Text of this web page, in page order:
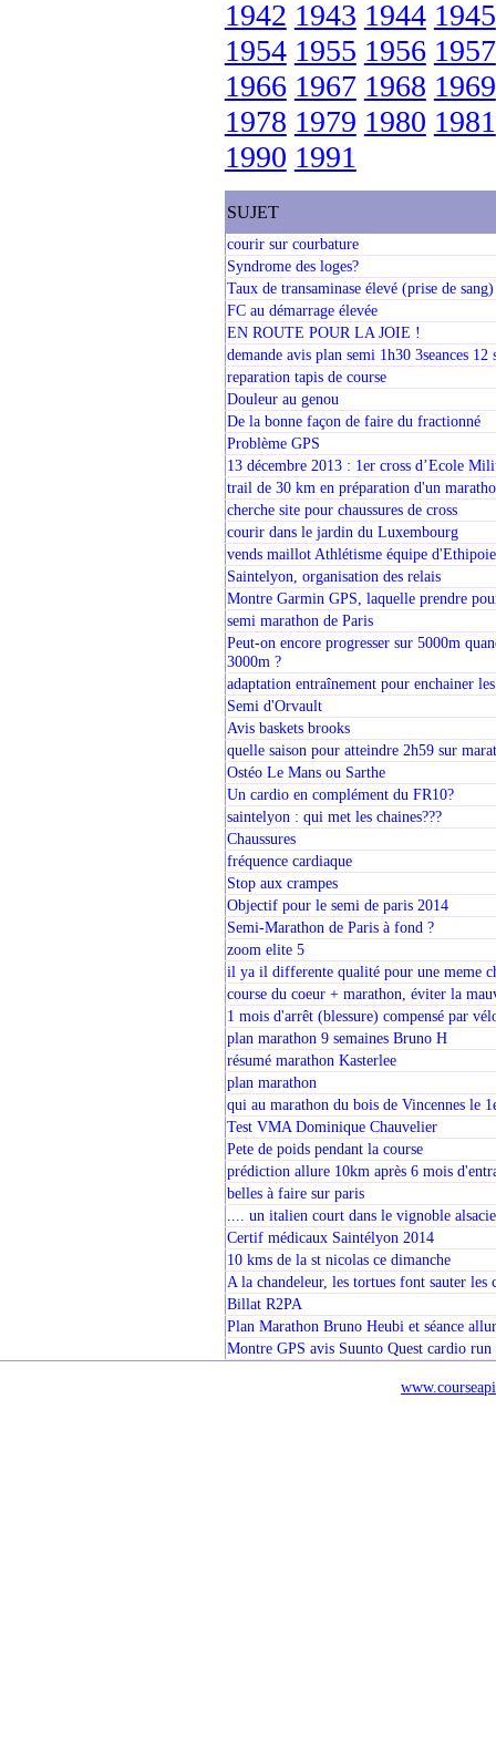
1942 1943 1944 1945
1954 1955 1956 1957
1966 1967 1968 1969
1978 1979 1980 1981
1990 1991
SUJET
courir sur courbature
Syndrome des loges?
Taux de transaminase élevé (prise de sang)
FC au démarrage élevée
EN ROUTE POUR LA JOIE !
demande avis plan semi 1h30 3seances 12
reparation tapis de course
Douleur au genou
De la bonne façon de faire du fractionné
Problème GPS
13 décembre 2013 : 1er cross d’Ecole
trail de 30 km en préparation d'un
cherche site pour chaussures de cross
courir dans le jardin du Luxembourg
vends maillot Athlétisme équipe d'Ethipoie
Saintelyon, organisation des relais
Montre Garmin GPS, laquelle prendre
semi marathon de Paris
Peut-on encore progresser sur 5000m
3000m ?
adaptation entraînement pour enchainer
Semi d'Orvault
Avis baskets brooks
quelle saison pour atteindre 2h59 sur
Ostéo Le Mans ou Sarthe
Un cardio en complément du FR10?
saintelyon : qui met les chaines???
Chaussures
fréquence cardiaque
Stop aux crampes
Objectif pour le semi de paris 2014
Semi-Marathon de Paris à fond ?
zoom elite 5
il ya il differente qualité pour une meme
course du coeur + marathon, éviter la
1 mois d'arrêt (blessure) compensé par
plan marathon 9 semaines Bruno H
résumé marathon Kasterlee
plan marathon
qui au marathon du bois de Vincennes le
Test VMA Dominique Chauvelier
Pete de poids pendant la course
prédiction allure 10km après 6 mois
belles à faire sur paris
.... un italien court dans le vignoble
Certif médicaux Saintélyon 2014
10 kms de la st nicolas ce dimanche
A la chandeleur, les tortues font sauter les
Billat R2PA
Plan Marathon Bruno Heubi et séance
Montre GPS avis Suunto Quest cardio